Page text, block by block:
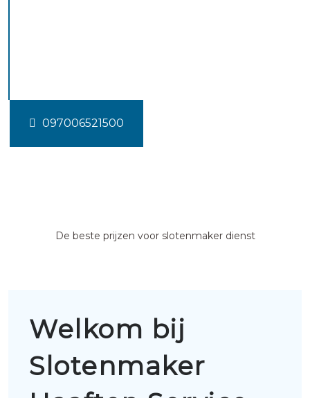
097006521500
De beste prijzen voor slotenmaker dienst
Welkom bij
Slotenmaker